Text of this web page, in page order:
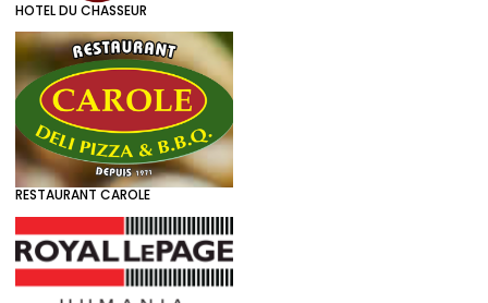
HOTEL DU CHASSEUR
RESTAURANT CAROLE